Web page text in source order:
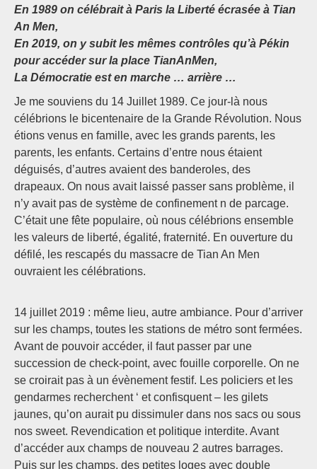
En 1989 on célébrait à Paris la Liberté écrasée à Tian
An Men,
En 2019, on y subit les mêmes contrôles qu’à Pékin
pour accéder sur la place TianAnMen,
La Démocratie est en marche … arrière …
Je me souviens du 14 Juillet 1989. Ce jour-là nous
célébrions le bicentenaire de la Grande Révolution. Nous
étions venus en famille, avec les grands parents, les
parents, les enfants. Certains d’entre nous étaient
déguisés, d’autres avaient des banderoles, des
drapeaux. On nous avait laissé passer sans problème, il
n’y avait pas de système de confinement n de parcage.
C’était une fête populaire, où nous célébrions ensemble
les valeurs de liberté, égalité, fraternité. En ouverture du
défilé, les rescapés du massacre de Tian An Men
ouvraient les célébrations.
14 juillet 2019 : même lieu, autre ambiance. Pour d’arriver
sur les champs, toutes les stations de métro sont fermées.
Avant de pouvoir accéder, il faut passer par une
succession de check-point, avec fouille corporelle. On ne
se croirait pas à un évènement festif. Les policiers et les
gendarmes recherchent ‘ et confisquent – les gilets
jaunes, qu’on aurait pu dissimuler dans nos sacs ou sous
nos sweet. Revendication et politique interdite. Avant
d’accéder aux champs de nouveau 2 autres barrages.
Puis sur les champs, des petites loges avec double